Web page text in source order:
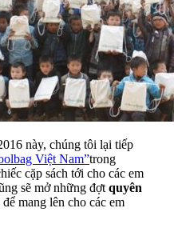
này, chúng tôi lại tiếp
Việt Nam”trong
cặp sách tới cho các em
sẽ mở những đợt quyên
để mang lên cho các em